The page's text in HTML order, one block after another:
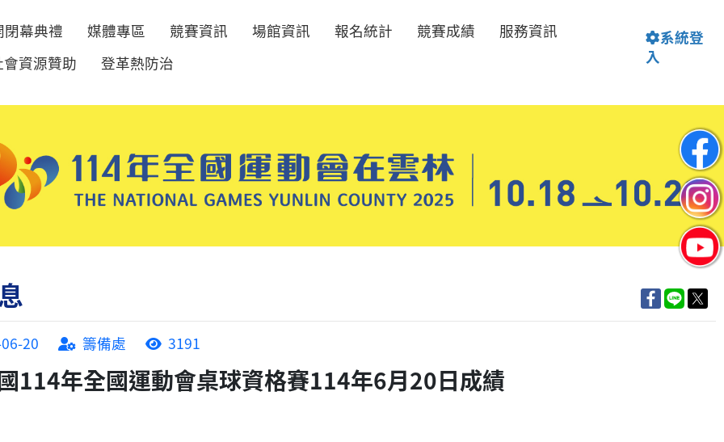
閉幕典禮 媒體專區 競賽資訊 場館資訊 報名統計 競賽成績
服務資訊
會資源贊助 登革熱防治
系統登
入
20 籌備處 3191
114年全國運動會桌球資格賽114年6月20日成績